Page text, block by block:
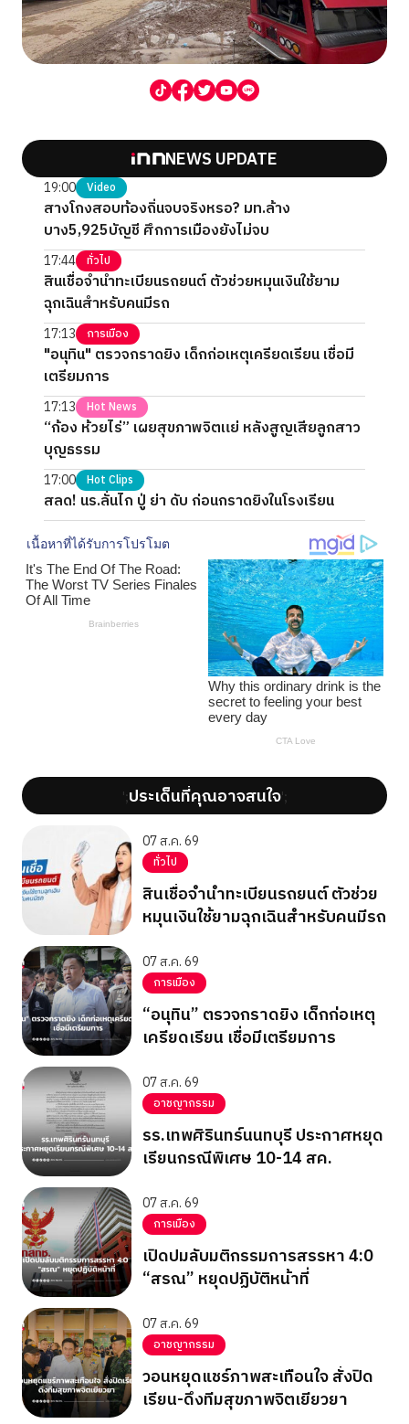
NEWS UPDATE
19:00 Video
สางโกงสอบท้องถิ่นจบจริงหรอ? มท.ล้าง
บาง5,925บัญชี ศึกการเมืองยังไม่จบ
17:44 ทั่วไป
สินเชื่อจำนำทะเบียนรถยนต์ ตัวช่วยหมุนเงินใช้ยาม
ฉุกเฉินสำหรับคนมีรถ
17:13 การเมือง
"อนุทิน" ตรวจกราดยิง เด็กก่อเหตุเครียดเรียน เชื่อมี
เตรียมการ
17:13 Hot News
“ก้อง ห้วยไร่” เผยสุขภาพจิตแย่ หลังสูญเสียลูกสาว
บุญธรรม
17:00 Hot Clips
สลด! นร.ลั่นไก ปู่ ย่า ดับ ก่อนกราดยิงในโรงเรียน
';ประเด็นที่คุณอาจสนใจ';
07 ส.ค. 69
ทั่วไป
สินเชื่อจำนำทะเบียนรถยนต์ ตัวช่วย
หมุนเงินใช้ยามฉุกเฉินสำหรับคนมีรถ
07 ส.ค. 69
การเมือง
“อนุทิน” ตรวจกราดยิง เด็กก่อเหตุ
เครียดเรียน เชื่อมีเตรียมการ
07 ส.ค. 69
อาชญากรรม
รร.เทพศิรินทร์นนทบุรี ประกาศหยุด
เรียนกรณีพิเศษ 10-14 สค.
07 ส.ค. 69
การเมือง
เปิดปมลับมติกรรมการสรรหา 4:0
“สรณ” หยุดปฏิบัติหน้าที่
07 ส.ค. 69
อาชญากรรม
วอนหยุดแชร์ภาพสะเทือนใจ สั่งปิด
เรียน-ดึงทีมสุขภาพจิตเยียวยา